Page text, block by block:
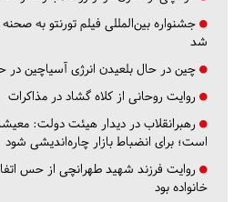
جشنواره بین‌المللی فیلم تورنتو به
شد
چین در حال بلعیدن انرژی آسیاچین در
روایت روحانی از کلاه گشاد در مذاکرات
رهبرانقلاب در دیدار هیئت دولت:
است؛ برای انضباط بازار چاره‌اندیشی شود
روایت فرزند شهید طهرانچی از حس
خانواده بود